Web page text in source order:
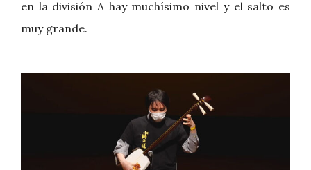
en la división A hay muchísimo nivel y el salto es
muy grande.